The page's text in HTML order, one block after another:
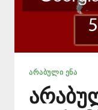
ᲐᲠᲐᲑᲣᲚᲘ ᲔᲜᲐ